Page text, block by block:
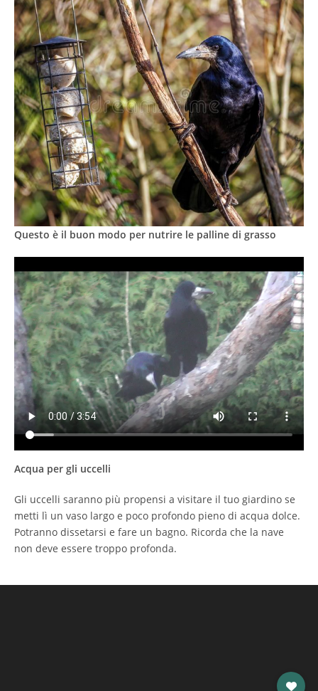
Questo è il buon modo per nutrire le palline di grasso
Acqua per gli uccelli
Gli uccelli saranno più propensi a visitare il tuo giardino se
metti lì un vaso largo e poco profondo pieno di acqua dolce.
Potranno dissetarsi e fare un bagno. Ricorda che la nave
non deve essere troppo profonda.